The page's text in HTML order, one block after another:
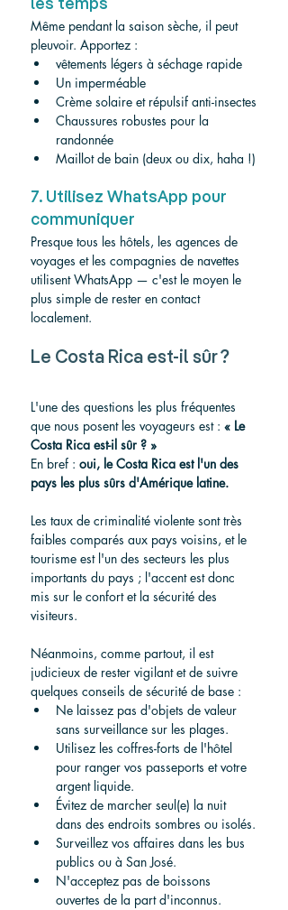
les temps
Même pendant la saison sèche, il peut
pleuvoir. Apportez :
vêtements légers à séchage rapide
Un imperméable
Crème solaire et répulsif anti-insectes
Chaussures robustes pour la
randonnée
Maillot de bain (deux ou dix, haha !)
7. Utilisez WhatsApp pour
communiquer
Presque tous les hôtels, les agences de
voyages et les compagnies de navettes
utilisent WhatsApp — c'est le moyen le
plus simple de rester en contact
localement.
Le Costa Rica est-il sûr ?
L'une des questions les plus fréquentes
que nous posent les voyageurs est : « Le
Costa Rica est-il sûr ? »
En bref : oui, le Costa Rica est l'un des
pays les plus sûrs d'Amérique latine.
Les taux de criminalité violente sont très
faibles comparés aux pays voisins, et le
tourisme est l'un des secteurs les plus
importants du pays ; l'accent est donc
mis sur le confort et la sécurité des
visiteurs.
Néanmoins, comme partout, il est
judicieux de rester vigilant et de suivre
quelques conseils de sécurité de base :
Ne laissez pas d'objets de valeur
sans surveillance sur les plages.
Utilisez les coffres-forts de l'hôtel
pour ranger vos passeports et votre
argent liquide.
Évitez de marcher seul(e) la nuit
dans des endroits sombres ou isolés.
Surveillez vos affaires dans les bus
publics ou à San José.
N'acceptez pas de boissons
ouvertes de la part d'inconnus.